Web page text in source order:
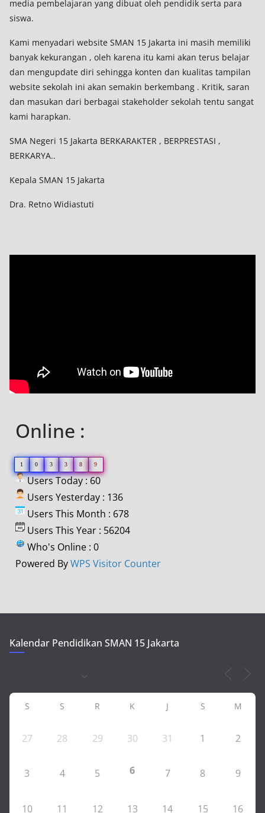
media pembelajaran yang dibuat oleh pendidik serta para
siswa.
Kami menyadari website SMAN 15 Jakarta ini masih memiliki
banyak kekurangan , oleh karena itu kami akan terus belajar
dan mengupdate diri sehingga konten dan kualitas tampilan
website sekolah ini akan semakin berkembang . Kritik, saran
dan masukan dari berbagai stakeholder sekolah tentu sangat
kami harapkan.
SMA Negeri 15 Jakarta BERKARAKTER , BERPRESTASI ,
BERKARYA..
Kepala SMAN 15 Jakarta
Dra. Retno Widiastuti
Online :
1 0 3 3 8 9
Users Today : 60
Users Yesterday : 136
Users This Month : 678
Users This Year : 56204
Who's Online : 0
Powered ByWPS Visitor Counter
Kalendar Pendidikan SMAN 15 Jakarta
S S R K J S M
27 28 29 30 31 1 2
3 4 5 6 7 8 9
10 11 12 13 14 15 16